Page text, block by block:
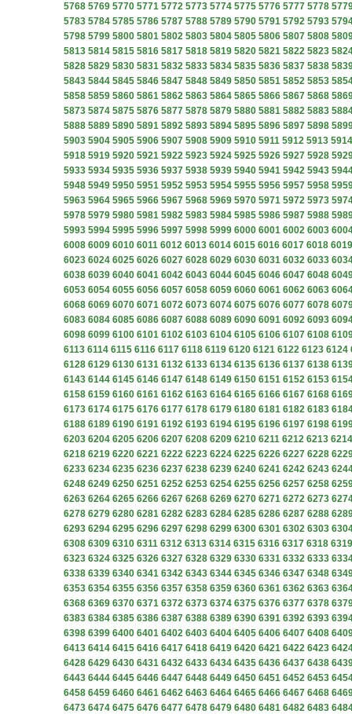
5768 5769 5770 5771 5772 5773 5774 5775 5776 5777 5778
5783 5784 5785 5786 5787 5788 5789 5790 5791 5792 5793
5798 5799 5800 5801 5802 5803 5804 5805 5806 5807 5808
5813 5814 5815 5816 5817 5818 5819 5820 5821 5822 5823
5828 5829 5830 5831 5832 5833 5834 5835 5836 5837 5838
5843 5844 5845 5846 5847 5848 5849 5850 5851 5852 5853
5858 5859 5860 5861 5862 5863 5864 5865 5866 5867 5868
5873 5874 5875 5876 5877 5878 5879 5880 5881 5882 5883
5888 5889 5890 5891 5892 5893 5894 5895 5896 5897 5898
5903 5904 5905 5906 5907 5908 5909 5910 5911 5912 5913 5914
5918 5919 5920 5921 5922 5923 5924 5925 5926 5927 5928
5933 5934 5935 5936 5937 5938 5939 5940 5941 5942 5943
5948 5949 5950 5951 5952 5953 5954 5955 5956 5957 5958
5963 5964 5965 5966 5967 5968 5969 5970 5971 5972 5973
5978 5979 5980 5981 5982 5983 5984 5985 5986 5987 5988
5993 5994 5995 5996 5997 5998 5999 6000 6001 6002 6003
6008 6009 6010 6011 6012 6013 6014 6015 6016 6017 6018 6019
6023 6024 6025 6026 6027 6028 6029 6030 6031 6032 6033
6038 6039 6040 6041 6042 6043 6044 6045 6046 6047 6048
6053 6054 6055 6056 6057 6058 6059 6060 6061 6062 6063
6068 6069 6070 6071 6072 6073 6074 6075 6076 6077 6078
6083 6084 6085 6086 6087 6088 6089 6090 6091 6092 6093
6098 6099 6100 6101 6102 6103 6104 6105 6106 6107 6108
6113 6114 6115 6116 6117 6118 6119 6120 6121 6122 6123 6124
6128 6129 6130 6131 6132 6133 6134 6135 6136 6137 6138
6143 6144 6145 6146 6147 6148 6149 6150 6151 6152 6153
6158 6159 6160 6161 6162 6163 6164 6165 6166 6167 6168
6173 6174 6175 6176 6177 6178 6179 6180 6181 6182 6183
6188 6189 6190 6191 6192 6193 6194 6195 6196 6197 6198
6203 6204 6205 6206 6207 6208 6209 6210 6211 6212 6213 6214
6218 6219 6220 6221 6222 6223 6224 6225 6226 6227 6228
6233 6234 6235 6236 6237 6238 6239 6240 6241 6242 6243
6248 6249 6250 6251 6252 6253 6254 6255 6256 6257 6258
6263 6264 6265 6266 6267 6268 6269 6270 6271 6272 6273
6278 6279 6280 6281 6282 6283 6284 6285 6286 6287 6288
6293 6294 6295 6296 6297 6298 6299 6300 6301 6302 6303
6308 6309 6310 6311 6312 6313 6314 6315 6316 6317 6318 6319
6323 6324 6325 6326 6327 6328 6329 6330 6331 6332 6333
6338 6339 6340 6341 6342 6343 6344 6345 6346 6347 6348
6353 6354 6355 6356 6357 6358 6359 6360 6361 6362 6363
6368 6369 6370 6371 6372 6373 6374 6375 6376 6377 6378
6383 6384 6385 6386 6387 6388 6389 6390 6391 6392 6393
6398 6399 6400 6401 6402 6403 6404 6405 6406 6407 6408
6413 6414 6415 6416 6417 6418 6419 6420 6421 6422 6423
6428 6429 6430 6431 6432 6433 6434 6435 6436 6437 6438
6443 6444 6445 6446 6447 6448 6449 6450 6451 6452 6453
6458 6459 6460 6461 6462 6463 6464 6465 6466 6467 6468
6473 6474 6475 6476 6477 6478 6479 6480 6481 6482 6483